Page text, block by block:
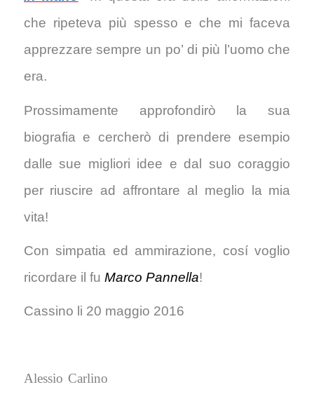
che ripeteva più spesso e che mi faceva
apprezzare sempre un po’ di più l’uomo che
era.
Prossimamente approfondirò la sua
biografia e cercherò di prendere esempio
dalle sue migliori idee e dal suo coraggio
per riuscire ad affrontare al meglio la mia
vita!
Con simpatia ed ammirazione, cosí voglio
ricordare il fu Marco Pannella!
Cassino li 20 maggio 2016
Alessio Carlino